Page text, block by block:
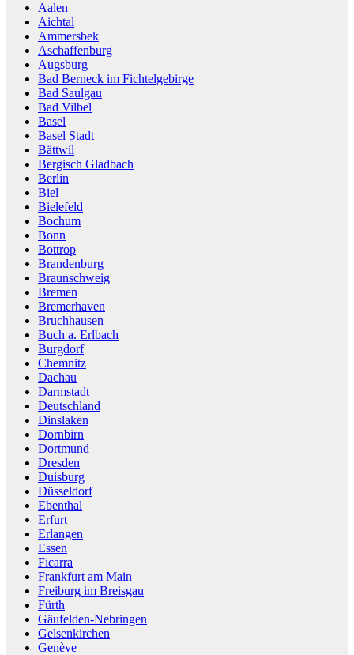
Aalen
Aichtal
Ammersbek
Aschaffenburg
Augsburg
Bad Berneck im Fichtelgebirge
Bad Saulgau
Bad Vilbel
Basel
Basel Stadt
Bättwil
Bergisch Gladbach
Berlin
Biel
Bielefeld
Bochum
Bonn
Bottrop
Brandenburg
Braunschweig
Bremen
Bremerhaven
Bruchhausen
Buch a. Erlbach
Burgdorf
Chemnitz
Dachau
Darmstadt
Deutschland
Dinslaken
Dornbirn
Dortmund
Dresden
Duisburg
Düsseldorf
Ebenthal
Erfurt
Erlangen
Essen
Ficarra
Frankfurt am Main
Freiburg im Breisgau
Fürth
Gäufelden-Nebringen
Gelsenkirchen
Genève